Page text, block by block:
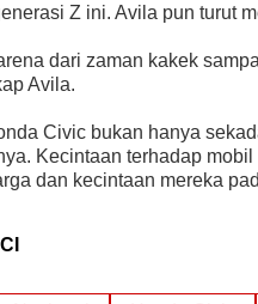
Z ini. Avila pun turut
dari zaman kakek
Avila.
Civic bukan hanya
Kecintaan terhadap
dan kecintaan mereka